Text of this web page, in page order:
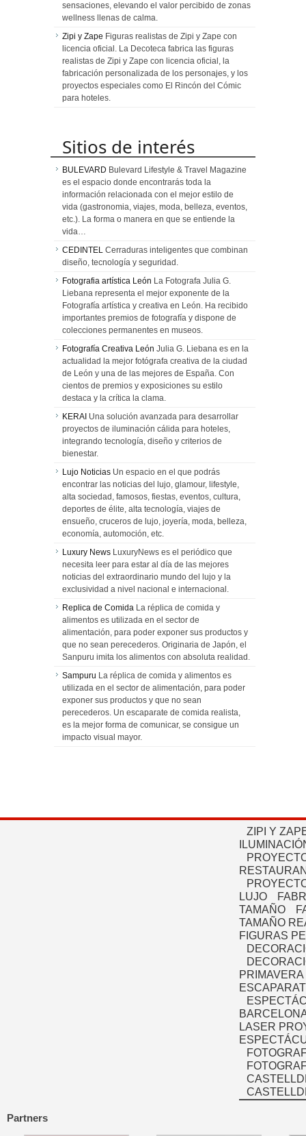
sensaciones, elevando el valor percibido de zonas
wellness llenas de calma.
Zipi y Zape Figuras realistas de Zipi y Zape con
licencia oficial. La Decoteca fabrica las figuras
realistas de Zipi y Zape con licencia oficial, la
fabricación personalizada de los personajes, y los
proyectos especiales como El Rincón del Cómic
para hoteles.
Sitios de interés
BULEVARD Bulevard Lifestyle & Travel Magazine
es el espacio donde encontrarás toda la
información relacionada con el mejor estilo de
vida (gastronomia, viajes, moda, belleza, eventos,
etc.). La forma o manera en que se entiende la
vida…
CEDINTEL Cerraduras inteligentes que combinan
diseño, tecnología y seguridad.
Fotografia artística León La Fotografa Julia G.
Liebana representa el mejor exponente de la
Fotografía artística y creativa en León. Ha recibido
importantes premios de fotografía y dispone de
colecciones permanentes en museos.
Fotografía Creativa León Julia G. Liebana es en la
actualidad la mejor fotógrafa creativa de la ciudad
de León y una de las mejores de España. Con
cientos de premios y exposiciones su estilo
destaca y la crítica la clama.
KERAI Una solución avanzada para desarrollar
proyectos de iluminación cálida para hoteles,
integrando tecnología, diseño y criterios de
bienestar.
Lujo Noticias Un espacio en el que podrás
encontrar las noticias del lujo, glamour, lifestyle,
alta sociedad, famosos, fiestas, eventos, cultura,
deportes de élite, alta tecnología, viajes de
ensueño, cruceros de lujo, joyería, moda, belleza,
economía, automoción, etc.
Luxury News LuxuryNews es el periódico que
necesita leer para estar al día de las mejores
noticias del extraordinario mundo del lujo y la
exclusividad a nivel nacional e internacional.
Replica de Comida La réplica de comida y
alimentos es utilizada en el sector de
alimentación, para poder exponer sus productos y
que no sean perecederos. Originaria de Japón, el
Sanpuru imita los alimentos con absoluta realidad.
Sampuru La réplica de comida y alimentos es
utilizada en el sector de alimentación, para poder
exponer sus productos y que no sean
perecederos. Un escaparate de comida realista,
es la mejor forma de comunicar, se consigue un
impacto visual mayor.
ZIPI Y
LUJO
TAMAÑO
TAMAÑO
FIGURAS
PRIMAVERA
LASER
Partners